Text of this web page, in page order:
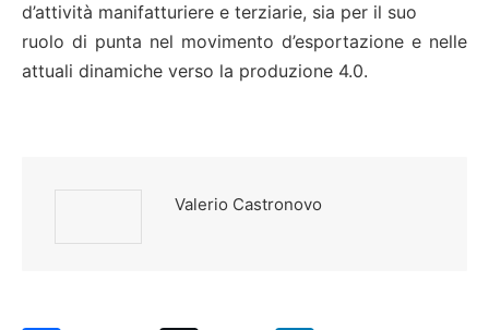
d’attività manifatturiere e terziarie, sia per il suo
ruolo di punta nel movimento d’esportazione e nelle
attuali dinamiche verso la produzione 4.0.
Valerio Castronovo